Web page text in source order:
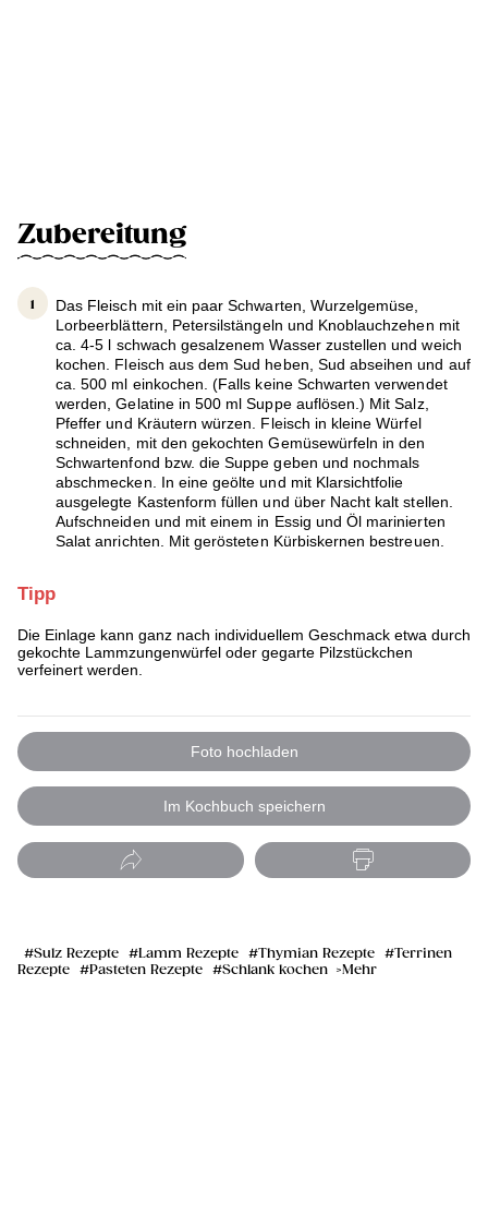
Zubereitung
Das Fleisch mit ein paar Schwarten, Wurzelgemüse,
Lorbeerblättern, Petersilstängeln und Knoblauchzehen mit
ca. 4-5 l schwach gesalzenem Wasser zustellen und weich
kochen. Fleisch aus dem Sud heben, Sud abseihen und auf
ca. 500 ml einkochen. (Falls keine Schwarten verwendet
werden, Gelatine in 500 ml Suppe auflösen.) Mit Salz,
Pfeffer und Kräutern würzen. Fleisch in kleine Würfel
schneiden, mit den gekochten Gemüsewürfeln in den
Schwartenfond bzw. die Suppe geben und nochmals
abschmecken. In eine geölte und mit Klarsichtfolie
ausgelegte Kastenform füllen und über Nacht kalt stellen.
Aufschneiden und mit einem in Essig und Öl marinierten
Salat anrichten. Mit gerösteten Kürbiskernen bestreuen.
Tipp
Die Einlage kann ganz nach individuellem Geschmack etwa durch
gekochte Lammzungenwürfel oder gegarte Pilzstückchen
verfeinert werden.
Foto hochladen
Im Kochbuch speichern
Sulz Rezepte Lamm Rezepte Thymian Rezepte
Terrinen
Rezepte
Pasteten Rezepte Schlank kochen Mehr